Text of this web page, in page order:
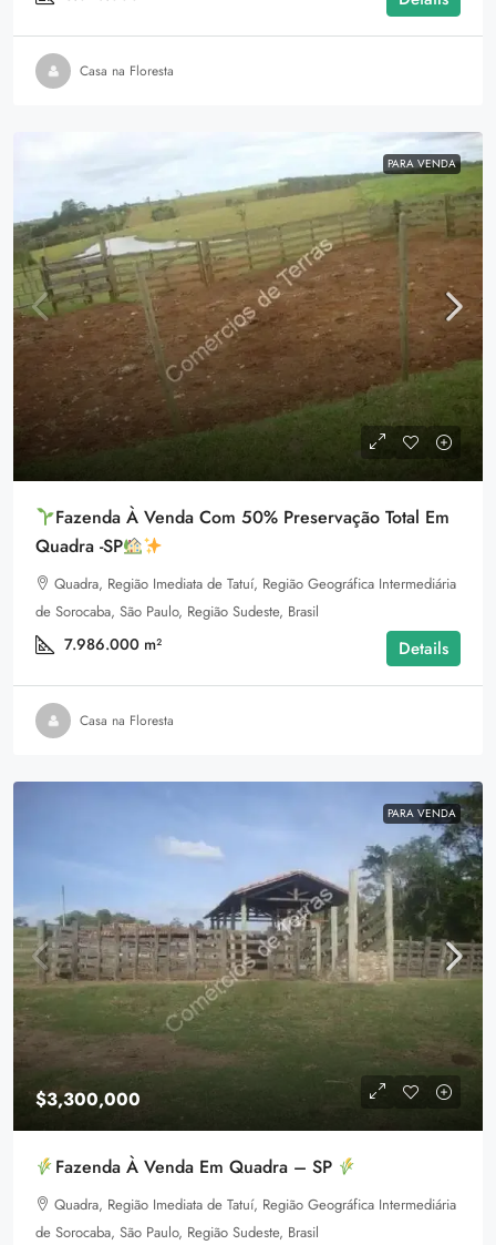
Casa na Floresta
PARA VENDA
Fazenda À Venda Com 50% Preservação Total Em
Quadra -SP
Quadra, Região Imediata de Tatuí, Região Geográfica Intermediária
de Sorocaba, São Paulo, Região Sudeste, Brasil
7.986.000 m² Details
Casa na Floresta
PARA VENDA
$3,300,000
Fazenda À Venda Em Quadra – SP
Quadra, Região Imediata de Tatuí, Região Geográfica Intermediária
de Sorocaba, São Paulo, Região Sudeste, Brasil